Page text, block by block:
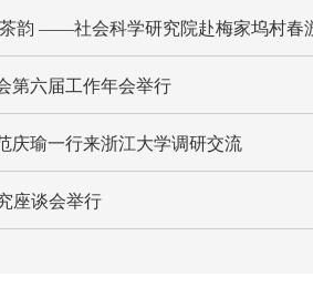
第六届工作年会举行
庆瑜一行来浙江大学调研交流
座谈会举行